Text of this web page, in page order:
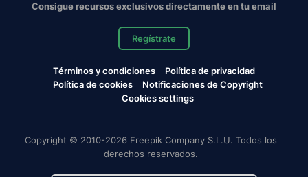
Consigue recursos exclusivos directamente en tu email
Regístrate
Términos y condiciones
Política de privacidad
Política de cookies
Notificaciones de Copyright
Cookies settings
Copyright © 2010-2026 Freepik Company S.L.U. Todos los
derechos reservados.